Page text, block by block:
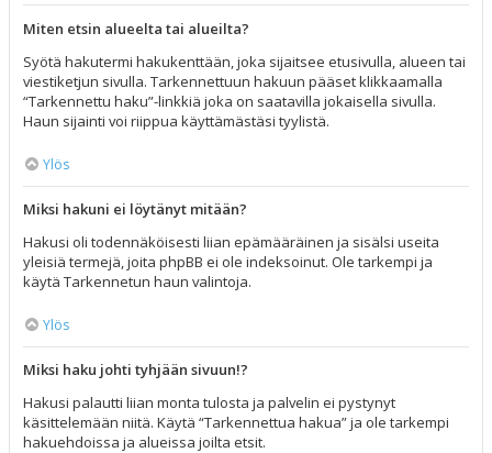
Miten etsin alueelta tai alueilta?
Syötä hakutermi hakukenttään, joka sijaitsee etusivulla, alueen tai
viestiketjun sivulla. Tarkennettuun hakuun pääset klikkaamalla
“Tarkennettu haku”-linkkiä joka on saatavilla jokaisella sivulla.
Haun sijainti voi riippua käyttämästäsi tyylistä.
Ylös
Miksi hakuni ei löytänyt mitään?
Hakusi oli todennäköisesti liian epämääräinen ja sisälsi useita
yleisiä termejä, joita phpBB ei ole indeksoinut. Ole tarkempi ja
käytä Tarkennetun haun valintoja.
Ylös
Miksi haku johti tyhjään sivuun!?
Hakusi palautti liian monta tulosta ja palvelin ei pystynyt
käsittelemään niitä. Käytä “Tarkennettua hakua” ja ole tarkempi
hakuehdoissa ja alueissa joilta etsit.